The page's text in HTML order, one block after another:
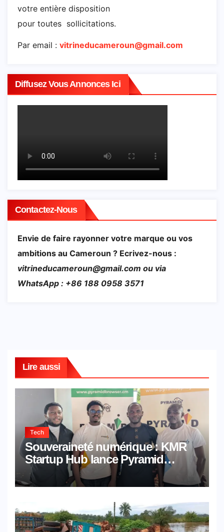
votre entière disposition
pour toutes sollicitations.
Par email : vitrineducameroun@gmail.com
Diffusez Vous Annonces Ici
Contactez-Nous
Envie de faire rayonner votre marque ou vos
ambitions au Cameroun ? Ecrivez-nous :
vitrineducameroun@gmail.com ou via
WhatsApp : +86 188 0958 3571
Lire aussi
Tech
Souveraineté numérique : KMR
Startup Hub lance Pyramid
Browser et Pyramid Mail, deux
solutions numériques made in